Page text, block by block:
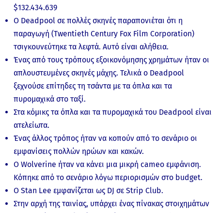
$132.434.639
Ο Deadpool σε πολλές σκηνές παραπονιέται ότι η
παραγωγή (Twentieth Century Fox Film Corporation)
τσιγκουνεύτηκε τα λεφτά. Αυτό είναι αλήθεια.
Ένας από τους τρόπους εξοικονόμησης χρημάτων ήταν οι
απλουστευμένες σκηνές μάχης. Τελικά ο Deadpool
ξεχνούσε επίτηδες τη τσάντα με τα όπλα και τα
πυρομαχικά στο ταξί.
Στα κόμικς τα όπλα και τα πυρομαχικά του Deadpool είναι
ατελείωτα.
Ένας άλλος τρόπος ήταν να κοπούν από το σενάριο οι
εμφανίσεις πολλών ηρώων και κακών.
Ο Wolverine ήταν να κάνει μια μικρή cameo εμφάνιση.
Κόπηκε από το σενάριο λόγω περιορισμών στο budget.
Ο Stan Lee εμφανίζεται ως DJ σε Strip Club.
Στην αρχή της ταινίας, υπάρχει ένας πίνακας στοιχημάτων